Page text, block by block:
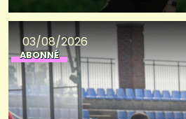
03/08/2026
ABONNÉ